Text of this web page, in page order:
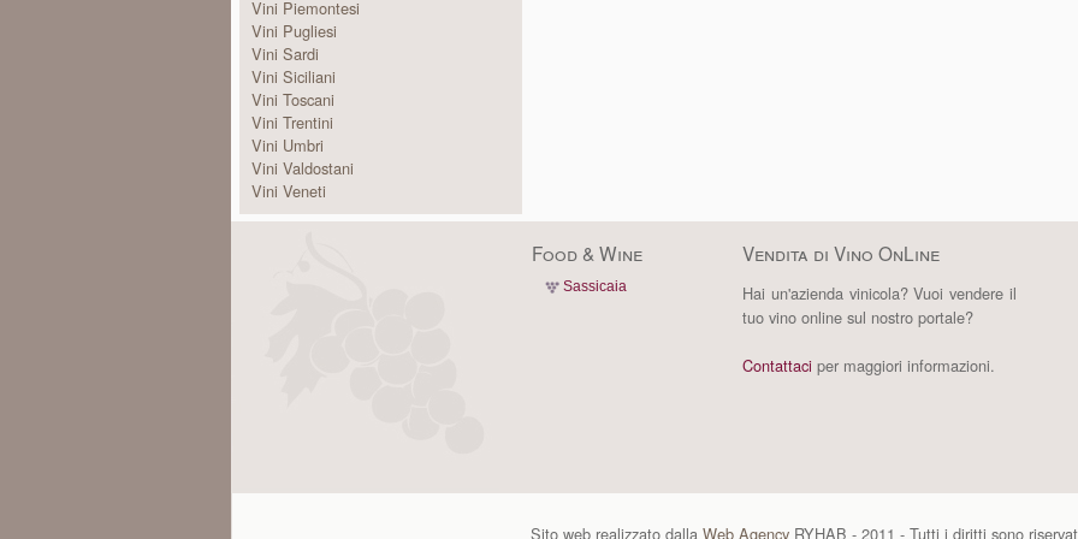
Vini Piemontesi
Vini Pugliesi
Vini Sardi
Vini Siciliani
Vini Toscani
Vini Trentini
Vini Umbri
Vini Valdostani
Vini Veneti
Food & Wine
Sassicaia
Vendita di Vino OnLine
Hai un'azienda vinicola? Vuoi vendere il
tuo vino online sul nostro portale?
Contattaci per maggiori informazioni.
Sito web realizzato dalla Web Agency RYHAB - 2011 - Tutti i diritti sono